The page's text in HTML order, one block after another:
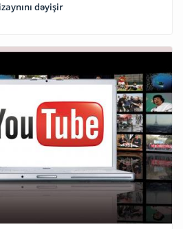
dəyişir